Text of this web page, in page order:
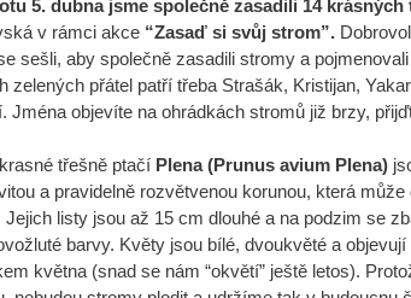
5. dubna jsme společně zasadili 14 krásných
v rámci akce “Zasaď si svůj strom”.
sešli, aby společně zasadili stromy a
zelených přátel patří třeba Strašák, Kristijan,
Jména objevíte na ohrádkách stromů již brzy,
třešně ptačí Plena (Prunus avium Plena)
a pravidelně rozvětvenou korunou, která
Jejich listy jsou až 15 cm dlouhé a na podzim se
barvy. Květy jsou bílé, dvoukvěté a
května (snad se nám “okvětí” ještě letos).